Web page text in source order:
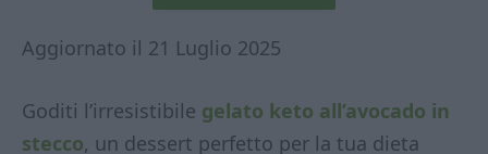
Aggiornato il 21 Luglio 2025
Goditi l’irresistibile gelato keto all’avocado in
stecco, un dessert perfetto per la tua dieta